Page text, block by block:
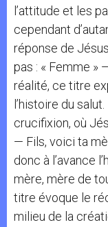
l’attitude et les
cependant
réponse de
pas : « Femme »
réalité, ce titre
l’histoire du
crucifixion, où
— Fils, voici ta
donc à l’avance
mère, mère de
titre évoque le
milieu de la